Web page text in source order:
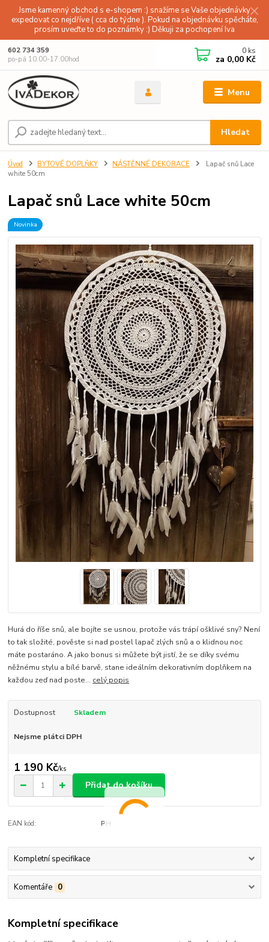
Jsme kamenný obchod s e-shopem :) snažíme se Vaše objednávky
expedovat co nejdříve ( cca do týdne ). Pokud na objednávku spěcháte,
prosím uveďte to do poznámky :) Děkuji za pochopení Iva
Menu
Hledat
602 734 359
po-pá 10.00-17.00hod
0 ks
za 0,00 Kč
Úvod BYTOVÉ DOPLŇKY NÁSTĚNNÉ DEKORACE
Lapač snů Lace
white 50cm
Lapač snů Lace white 50cm
Novinka
Hurá do říše snů, ale bojíte se usnou, protože vás trápí ošklivé sny? Není
to tak složité, pověste si nad postel lapač zlých snů a o klidnou noc
máte postaráno. A jako bonus si můžete být jistí, že se díky svému
něžnému stylu a bílé barvě, stane ideálním dekorativním doplňkem na
každou zeď nad poste... celý popis
Dostupnost Skladem
Nejsme plátci DPH
1 190 Kč/ks
Přidat do košíku
EAN kód: PH
Kompletní specifikace
Komentáře 0
Kompletní specifikace